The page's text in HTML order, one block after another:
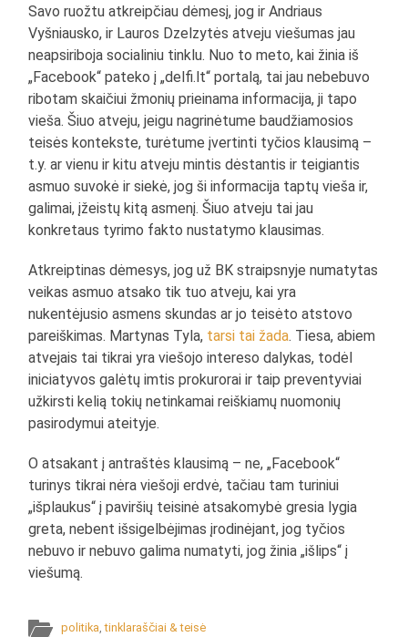
Savo ruožtu atkreipčiau dėmesį, jog ir Andriaus
Vyšniausko, ir Lauros Dzelzytės atveju viešumas jau
neapsiriboja socialiniu tinklu. Nuo to meto, kai žinia iš
„Facebook“ pateko į „delfi.lt“ portalą, tai jau nebebuvo
ribotam skaičiui žmonių prieinama informacija, ji tapo
vieša. Šiuo atveju, jeigu nagrinėtume baudžiamosios
teisės kontekste, turėtume įvertinti tyčios klausimą –
t.y. ar vienu ir kitu atveju mintis dėstantis ir teigiantis
asmuo suvokė ir siekė, jog ši informacija taptų vieša ir,
galimai, įžeistų kitą asmenį. Šiuo atveju tai jau
konkretaus tyrimo fakto nustatymo klausimas.
Atkreiptinas dėmesys, jog už BK straipsnyje numatytas
veikas asmuo atsako tik tuo atveju, kai yra
nukentėjusio asmens skundas ar jo teisėto atstovo
pareiškimas. Martynas Tyla, tarsi tai žada. Tiesa, abiem
atvejais tai tikrai yra viešojo intereso dalykas, todėl
iniciatyvos galėtų imtis prokurorai ir taip preventyviai
užkirsti kelią tokių netinkamai reiškiamų nuomonių
pasirodymui ateityje.
O atsakant į antraštės klausimą – ne, „Facebook“
turinys tikrai nėra viešoji erdvė, tačiau tam turiniui
„išplaukus“ į paviršių teisinė atsakomybė gresia lygia
greta, nebent išsigelbėjimas įrodinėjant, jog tyčios
nebuvo ir nebuvo galima numatyti, jog žinia „išlips“ į
viešumą.
politika ,tinklaraščiai & teisė